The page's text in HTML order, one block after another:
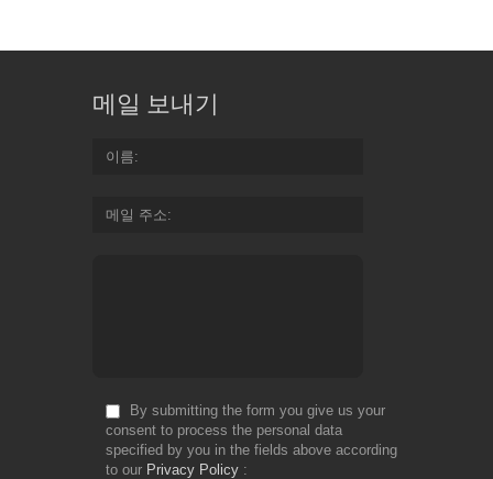
메일 보내기
이름
메일 주소
By submitting the form you give us your
consent to process the personal data
specified by you in the fields above according
to our Privacy Policy